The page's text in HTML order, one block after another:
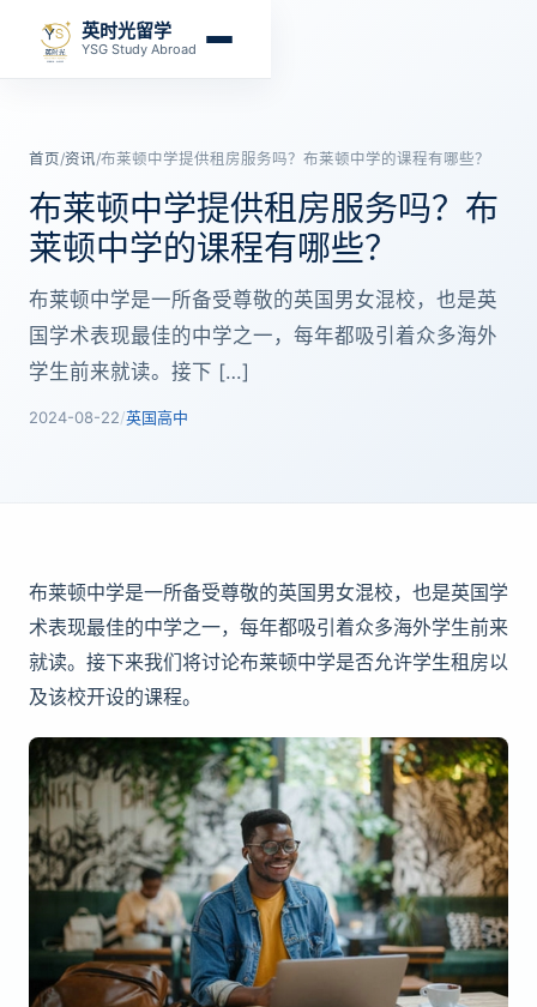
英时光留学
YSG Study Abroad
首页/资讯/布莱顿中学提供租房服务吗？布莱顿中学的课程有哪些？
布莱顿中学提供租房服务吗？布
莱顿中学的课程有哪些？
布莱顿中学是一所备受尊敬的英国男女混校，也是英
国学术表现最佳的中学之一，每年都吸引着众多海外
学生前来就读。接下 […]
2024-08-22/英国高中
布莱顿中学是一所备受尊敬的英国男女混校，也是英国学
术表现最佳的中学之一，每年都吸引着众多海外学生前来
就读。接下来我们将讨论布莱顿中学是否允许学生租房以
及该校开设的课程。